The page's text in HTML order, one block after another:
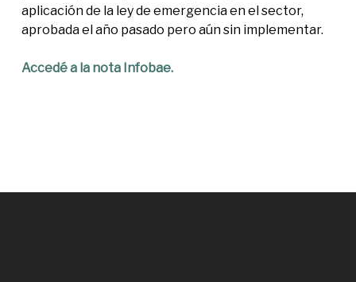
aplicación de la ley de emergencia en el sector,
aprobada el año pasado pero aún sin implementar.
Accedé a la nota Infobae.